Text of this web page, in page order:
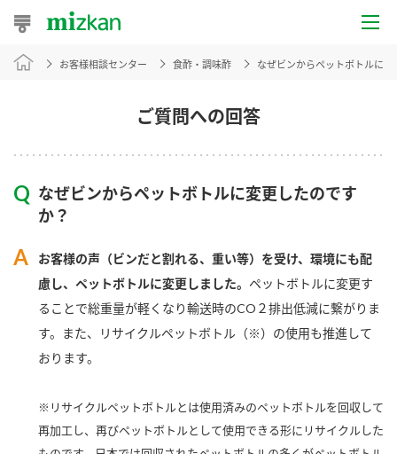
おうちレシピ
レシピ特集
レシピカテゴリ一覧
商品カテゴリ
酢 調味酢
新商品一覧
ご質問への回答
お客様相談センター 食酢・調味酢 なぜビンからペットボトルに
なぜビンからペットボトルに変更したのです
か？
お客様の声（ビンだと割れる、重い等）を受け、環境にも配
慮し、ペットボトルに変更しました。 ペットボトルに変更す
ることで総重量が軽くなり輸送時のCO２排出低減に繋がりま
す。また、リサイクルペットボトル（※）の使用も推進して
おります。
※リサイクルペットボトルとは使用済みのペットボトルを回収して
再加工し、再びペットボトルとして使用できる形にリサイクルした